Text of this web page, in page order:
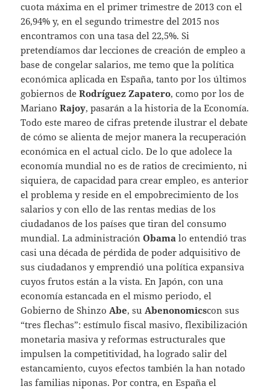
cuota máxima en el primer trimestre de 2013 con el
26,94% y, en el segundo trimestre del 2015 nos
encontramos con una tasa del 22,5%. Si
pretendíamos dar lecciones de creación de empleo a
base de congelar salarios, me temo que la política
económica aplicada en España, tanto por los últimos
gobiernos deRodríguez Zapatero, como por los de
MarianoRajoy, pasarán a la historia de la Economía.
Todo este mareo de cifras pretende ilustrar el debate
de cómo se alienta de mejor manera la recuperación
económica en el actual ciclo. De lo que adolece la
economía mundial no es de ratios de crecimiento, ni
siquiera, de capacidad para crear empleo, es anterior
el problema y reside en el empobrecimiento de los
salarios y con ello de las rentas medias de los
ciudadanos de los países que tiran del consumo
mundial. La administraciónObama lo entendió tras
casi una década de pérdida de poder adquisitivo de
sus ciudadanos y emprendió una política expansiva
cuyos frutos están a la vista. En Japón, con una
economía estancada en el mismo periodo, el
Gobierno de ShinzoAbe, su Abenonomicscon sus
“tres flechas”: estímulo fiscal masivo, flexibilización
monetaria masiva y reformas estructurales que
impulsen la competitividad, ha logrado salir del
estancamiento, cuyos efectos también la han notado
las familias niponas. Por contra, en España el